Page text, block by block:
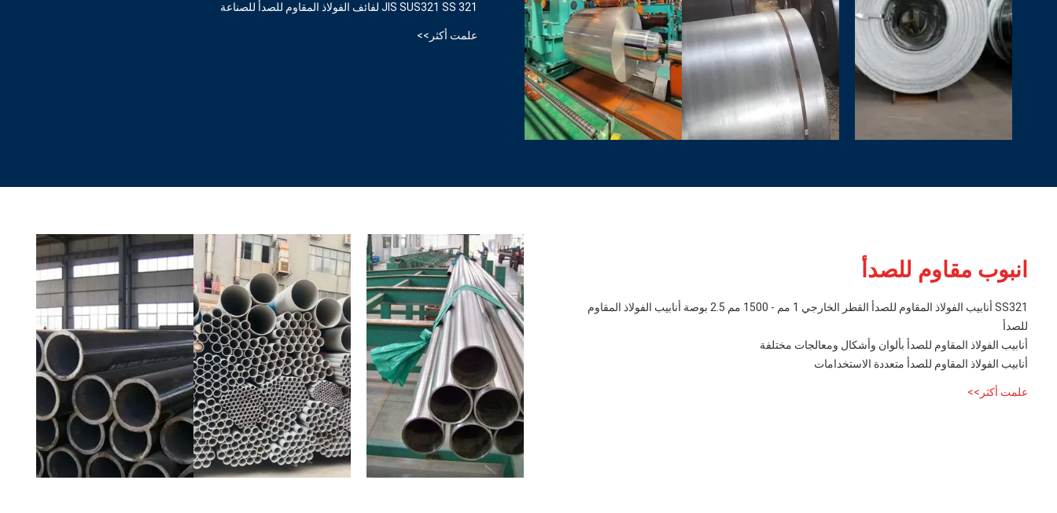
JIS SUS321 SS 321 لفائف الفولاذ المقاوم للصدأ للصناعة
علمت أكثر>>
انبوب مقاوم للصدأ
SS321 أنابيب الفولاذ المقاوم للصدأ القطر الخارجي 1 مم - 1500 مم 2.5 بوصة أنابيب الفولاذ المقاوم
للصدأ
أنابيب الفولاذ المقاوم للصدأ بألوان وأشكال ومعالجات مختلفة
أنابيب الفولاذ المقاوم للصدأ متعددة الاستخدامات
علمت أكثر>>